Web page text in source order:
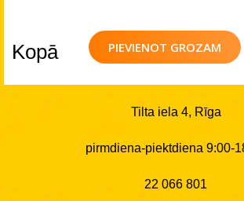
PIEVIENOT GROZAM
Kopā
Tilta iela 4, Rīga
pirmdiena-piektdiena 9:00-
22 066 801